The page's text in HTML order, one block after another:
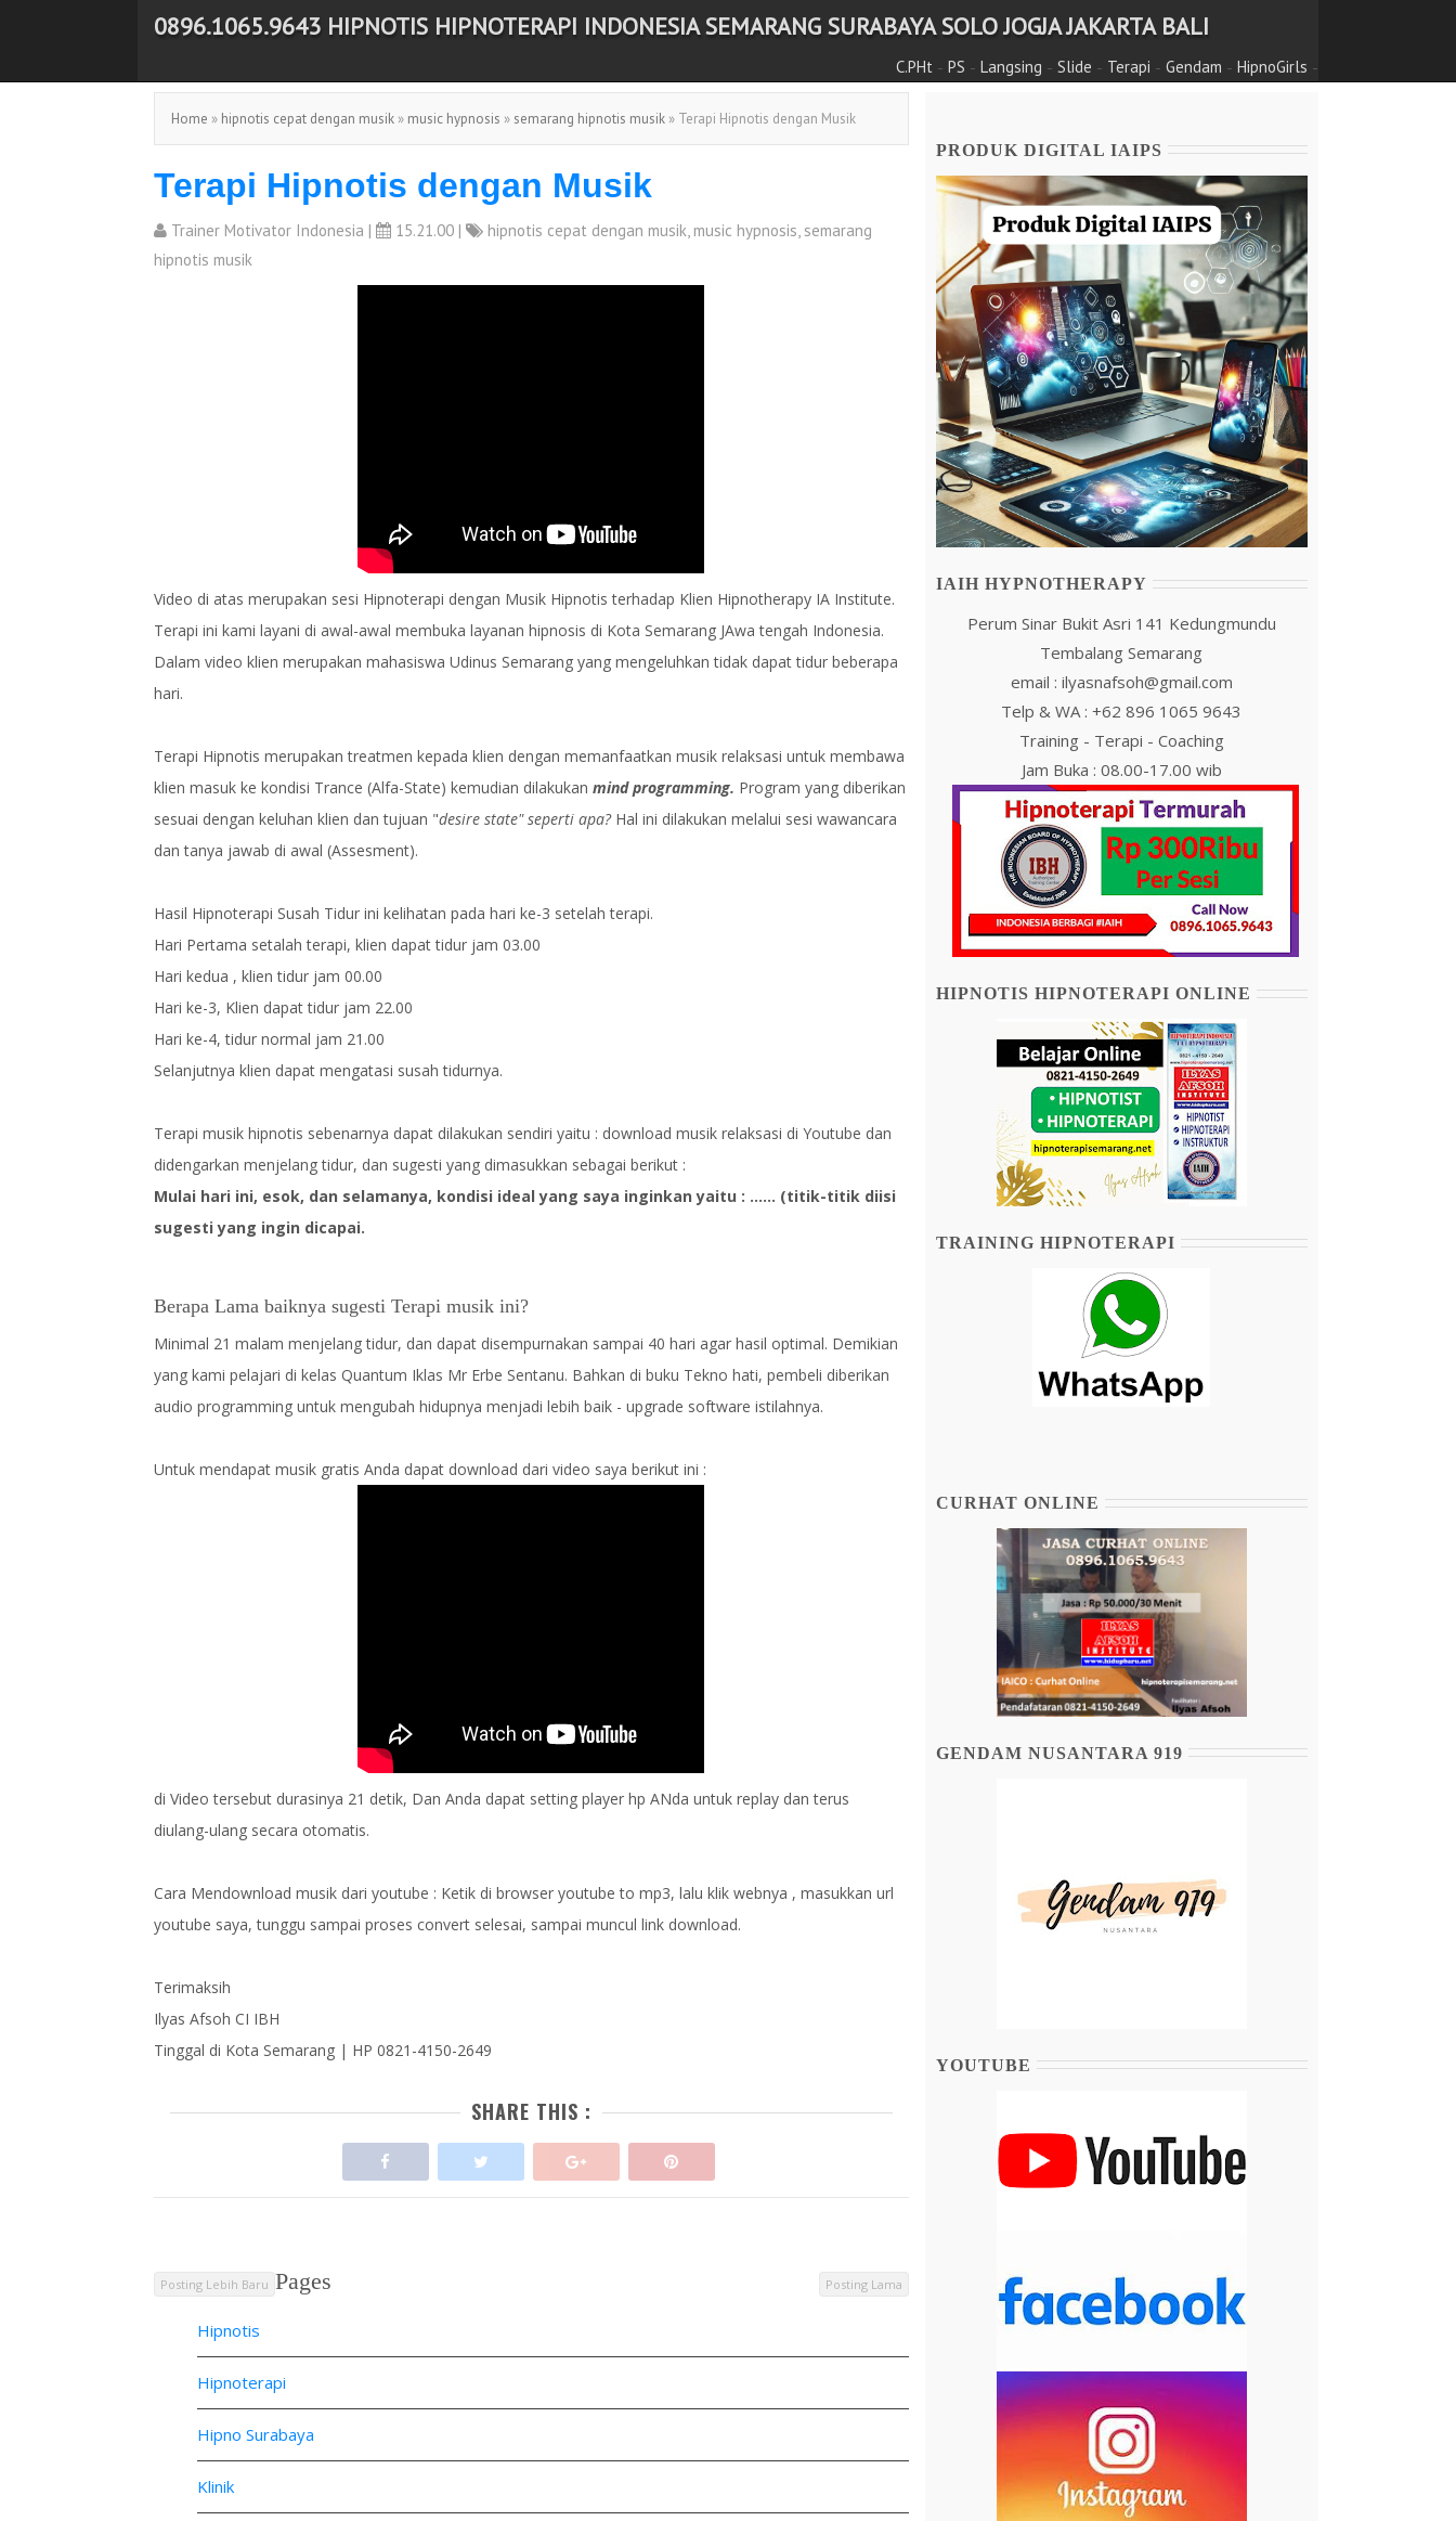
0896.1065.9643 HIPNOTIS HIPNOTERAPI INDONESIA SEMARANG SURABAYA SOLO JOGJA JAKARTA BALI
C.PHt - PS - Langsing - Slide - Terapi - Gendam - HipnoGirls -
Home » hipnotis cepat dengan musik » music hypnosis » semarang hipnotis musik » Terapi Hipnotis dengan Musik
Terapi Hipnotis dengan Musik
Trainer Motivator Indonesia | 15.21.00 | hipnotis cepat dengan musik, music hypnosis, semarang
hipnotis musik
Video di atas merupakan sesi Hipnoterapi dengan Musik Hipnotis terhadap Klien Hipnotherapy IA Institute.
Terapi ini kami layani di awal-awal membuka layanan hipnosis di Kota Semarang JAwa tengah Indonesia.
Dalam video klien merupakan mahasiswa Udinus Semarang yang mengeluhkan tidak dapat tidur beberapa
hari.
Terapi Hipnotis merupakan treatmen kepada klien dengan memanfaatkan musik relaksasi untuk membawa
klien masuk ke kondisi Trance (Alfa-State) kemudian dilakukan mind programming. Program yang diberikan
sesuai dengan keluhan klien dan tujuan "desire state" seperti apa? Hal ini dilakukan melalui sesi wawancara
dan tanya jawab di awal (Assesment).
Hasil Hipnoterapi Susah Tidur ini kelihatan pada hari ke-3 setelah terapi.
Hari Pertama setalah terapi, klien dapat tidur jam 03.00
Hari kedua , klien tidur jam 00.00
Hari ke-3, Klien dapat tidur jam 22.00
Hari ke-4, tidur normal jam 21.00
Selanjutnya klien dapat mengatasi susah tidurnya.
Terapi musik hipnotis sebenarnya dapat dilakukan sendiri yaitu : download musik relaksasi di Youtube dan
didengarkan menjelang tidur, dan sugesti yang dimasukkan sebagai berikut :
Mulai hari ini, esok, dan selamanya, kondisi ideal yang saya inginkan yaitu : ...... (titik-titik diisi
sugesti yang ingin dicapai.
Berapa Lama baiknya sugesti Terapi musik ini?
Minimal 21 malam menjelang tidur, dan dapat disempurnakan sampai 40 hari agar hasil optimal. Demikian
yang kami pelajari di kelas Quantum Iklas Mr Erbe Sentanu. Bahkan di buku Tekno hati, pembeli diberikan
audio programming untuk mengubah hidupnya menjadi lebih baik - upgrade software istilahnya.
Untuk mendapat musik gratis Anda dapat download dari video saya berikut ini :
di Video tersebut durasinya 21 detik, Dan Anda dapat setting player hp ANda untuk replay dan terus
diulang-ulang secara otomatis.
Cara Mendownload musik dari youtube : Ketik di browser youtube to mp3, lalu klik webnya , masukkan url
youtube saya, tunggu sampai proses convert selesai, sampai muncul link download.
Terimaksih
Ilyas Afsoh CI IBH
Tinggal di Kota Semarang | HP 0821-4150-2649
SHARE THIS :
Posting Lebih Baru Posting Lama
Pages
Hipnotis
Hipnoterapi
Hipno Surabaya
Klinik
PRODUK DIGITAL IAIPS
IAIH HYPNOTHERAPY
Perum Sinar Bukit Asri 141 Kedungmundu
Tembalang Semarang
email : ilyasnafsoh@gmail.com
Telp & WA : +62 896 1065 9643
Training - Terapi - Coaching
Jam Buka : 08.00-17.00 wib
HIPNOTIS HIPNOTERAPI ONLINE
TRAINING HIPNOTERAPI
CURHAT ONLINE
GENDAM NUSANTARA 919
YOUTUBE